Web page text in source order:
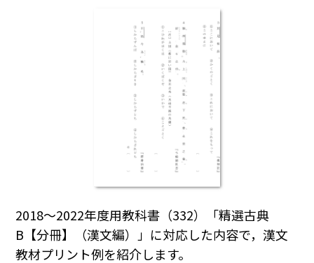
2018～2022年度用教科書（332）「精選古典
B【分冊】（漢文編）」に対応した内容で，漢文
教材プリント例を紹介します。